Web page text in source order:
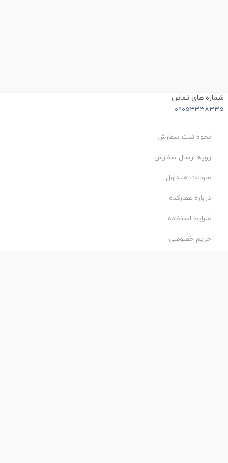
های تماس
نحوه ثبت سفارش
رویه ارسال سفارش
سوالات متداول
درباره عطارکده
شرایط استفاده
حریم خصوصی